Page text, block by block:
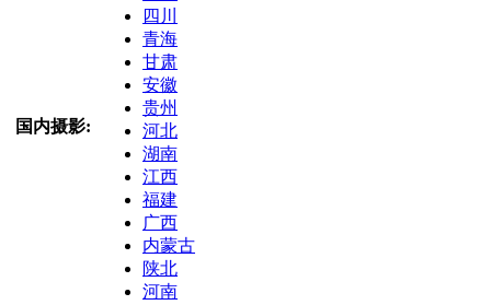
国内摄影:
四川
青海
甘肃
安徽
贵州
河北
湖南
江西
福建
广西
内蒙古
陕北
河南